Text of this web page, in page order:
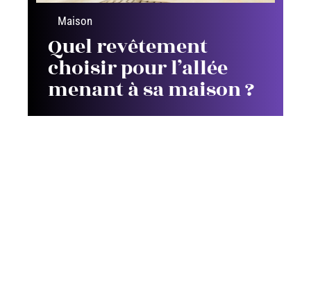
Maison
Quel revêtement
choisir pour l’allée
menant à sa maison ?